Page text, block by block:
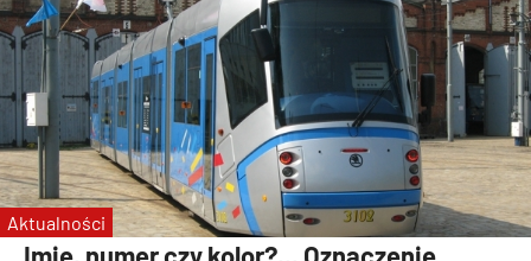
Aktualności